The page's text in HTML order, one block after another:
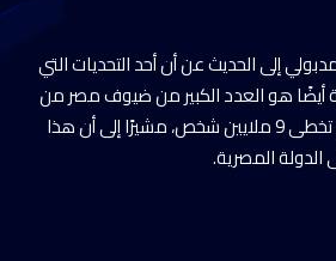
إلى الحديث عن أن أحد التحديات التي
أيضًا هو العدد الكبير من ضيوف مصر من
اللاجئين والمهاجرين الذي تخطى 9 ملايين شخص، مشيرًا إلى أن هذا
الدولة المصرية.